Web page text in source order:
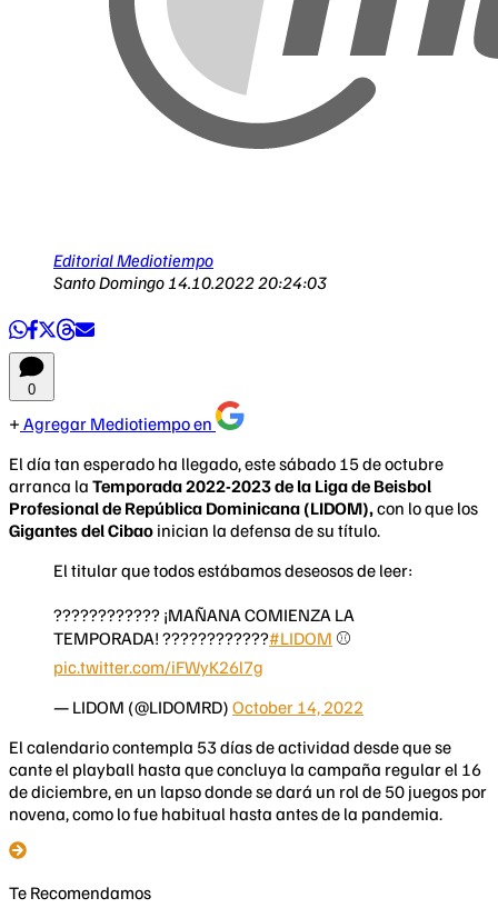
Editorial Mediotiempo
Santo Domingo 14.10.2022 20:24:03
0
Agregar Mediotiempo en
El día tan esperado ha llegado, este sábado 15 de octubre
arranca la Temporada 2022-2023 de la Liga de Beisbol
Profesional de República Dominicana (LIDOM),con lo que los
Gigantes del Cibao inician la defensa de su título.
El titular que todos estábamos deseosos de leer:
???????????? ¡MAÑANA COMIENZA LA
TEMPORADA! ????????????#LIDOM ⚾️
pic.twitter.com/iFWyK26l7g
— LIDOM (@LIDOMRD) October 14, 2022
El calendario contempla 53 días de actividad desde que se
cante el playball hasta que concluya la campaña regular el 16
de diciembre, en un lapso donde se dará un rol de 50 juegos por
novena, como lo fue habitual hasta antes de la pandemia.
Te Recomendamos